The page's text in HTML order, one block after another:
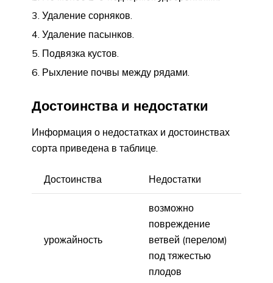
Удаление сорняков.
Удаление пасынков.
Подвязка кустов.
Рыхление почвы между рядами.
Достоинства и недостатки
Информация о недостатках и достоинствах
сорта приведена в таблице.
Достоинства Недостатки
урожайность
возможно
повреждение
ветвей (перелом)
под тяжестью
плодов